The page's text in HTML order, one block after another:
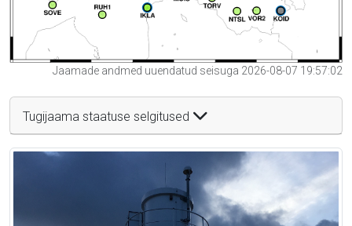
Jaamade andmed uuendatud seisuga 2026-08-07 19:57:02
Tugijaama staatuse selgitused